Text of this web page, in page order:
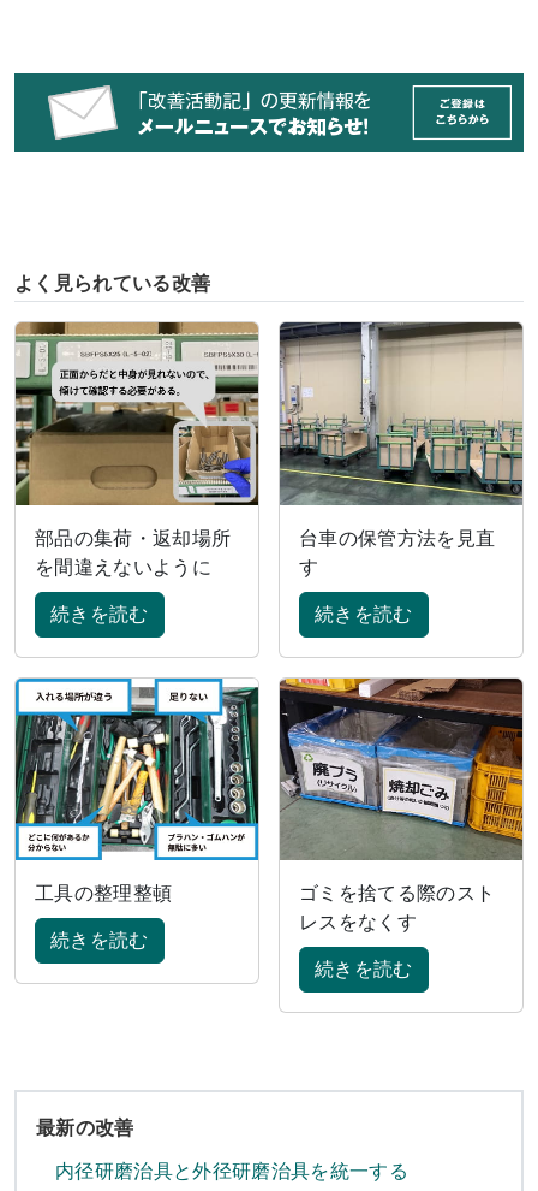
よく見られている改善
部品の集荷・返却場所
を間違えないように
続きを読む
台車の保管方法を見直
す
続きを読む
工具の整理整頓
続きを読む
ゴミを捨てる際のスト
レスをなくす
続きを読む
最新の改善
内径研磨治具と外径研磨治具を統一する